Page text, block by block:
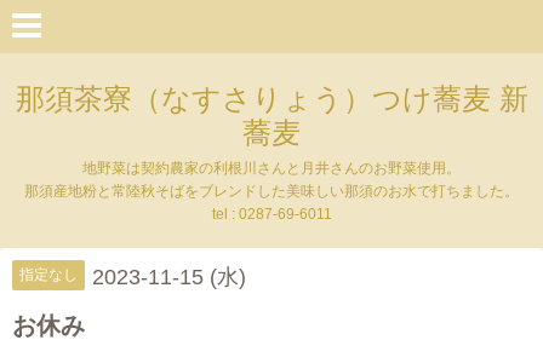
那須茶寮（なすさりょう）つけ蕎麦 新
蕎麦
地野菜は契約農家の利根川さんと月井さんのお野菜使用。
那須産地粉と常陸秋そばをブレンドした美味しい那須のお水で打ちました。
tel : 0287-69-6011
指定なし 2023-11-15 (水)
お休み